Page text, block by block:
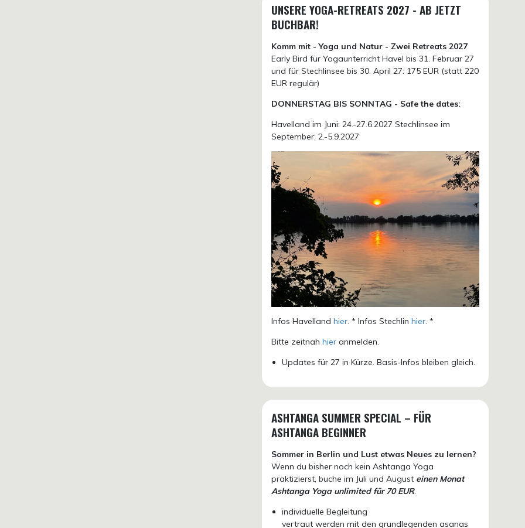
UNSERE YOGA-RETREATS 2027 - AB JETZT
BUCHBAR!
Komm mit - Yoga und Natur - Zwei Retreats 2027
Early Bird für Yogaunterricht Havel bis 31. Februar 27
und für Stechlinsee bis 30. April 27: 175 EUR (statt 220
EUR regulär)
DONNERSTAG BIS SONNTAG - Safe the dates:
Havelland im Juni: 24.-27.6.2027 Stechlinsee im
September: 2.-5.9.2027
Infos Havellandhier. * Infos Stechlinhier. *
Bitte zeitnahhier anmelden.
Updates für 27 in Kürze. Basis-Infos bleiben gleich.
ASHTANGA SUMMER SPECIAL – FÜR
ASHTANGA BEGINNER
Sommer in Berlin und Lust etwas Neues zu lernen?
Wenn du bisher noch kein Ashtanga Yoga
praktizierst, buche im Juli und August einen Monat
Ashtanga Yoga unlimited für 70 EUR.
individuelle Begleitung
vertraut werden mit den grundlegenden asanas